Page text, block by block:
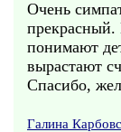
Очень
прекрасный.
понимают
вырастают
Спасибо,
Галина